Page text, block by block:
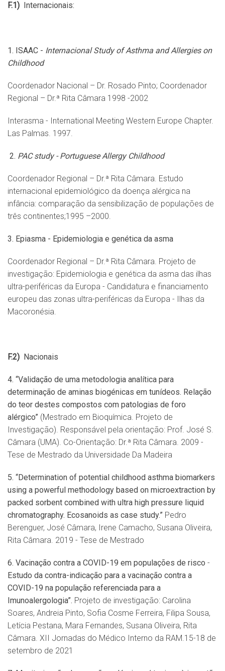
F.1) Internacionais:
1. ISAAC - Internacional Study of Asthma and Allergies on
Childhood
Coordenador Nacional – Dr. Rosado Pinto; Coordenador
Regional – Dr.ª Rita Câmara 1998 -2002
Interasma - International Meeting Western Europe Chapter.
Las Palmas. 1997.
2. PAC study - Portuguese Allergy Childhood
Coordenador Regional – Dr.ª Rita Câmara. Estudo
internacional epidemiológico da doença alérgica na
infância: comparação da sensibilização de populações de
três continentes;1995 –2000.
3. Epiasma - Epidemiologia e genética da asma
Coordenador Regional – Dr.ª Rita Câmara. Projeto de
investigação: Epidemiologia e genética da asma das ilhas
ultra-periféricas da Europa - Candidatura e financiamento
europeu das zonas ultra-periféricas da Europa - Ilhas da
Macoronésia.
F.2) Nacionais
4. “Validação de uma metodologia analítica para
determinação de aminas biogénicas em tunídeos. Relação
do teor destes compostos com patologias de foro
alérgico” (Mestrado em Bioquímica. Projeto de
Investigação). Responsável pela orientação: Prof. José S.
Câmara (UMA). Co-Orientação: Dr.ª Rita Câmara. 2009 -
Tese de Mestrado da Universidade Da Madeira
5. “Determination of potential childhood asthma biomarkers
using a powerful methodology based on microextraction by
packed sorbent combined with ultra high pressure liquid
chromatography. Ecosanoids as case study.” Pedro
Berenguer, José Câmara, Irene Camacho, Susana Oliveira,
Rita Câmara. 2019 - Tese de Mestrado
6. Vacinação contra a COVID-19 em populações de risco -
Estudo da contra-indicação para a vacinação contra a
COVID-19 na população referenciada para a
Imunoalergologia”. Projeto de investigação: Carolina
Soares, Andreia Pinto, Sofia Cosme Ferreira, Filipa Sousa,
Letícia Pestana, Mara Fernandes, Susana Oliveira, Rita
Câmara. XII Jornadas do Médico Interno da RAM.15-18 de
setembro de 2021